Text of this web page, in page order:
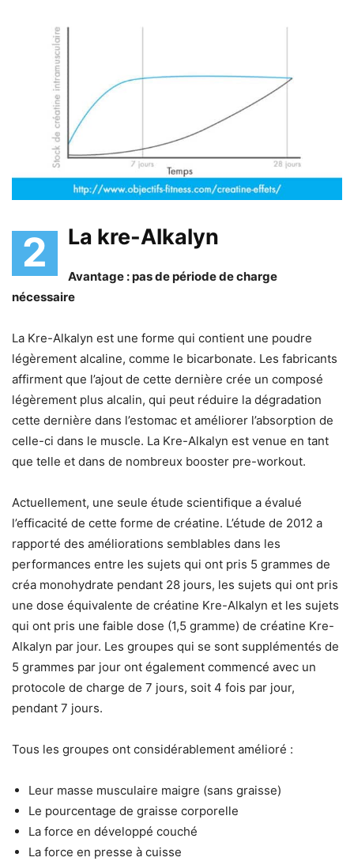
2 La kre-Alkalyn
Avantage : pas de période de charge
nécessaire
La Kre-Alkalyn est une forme qui contient une poudre
légèrement alcaline, comme le bicarbonate. Les fabricants
affirment que l’ajout de cette dernière crée un composé
légèrement plus alcalin, qui peut réduire la dégradation
cette dernière dans l’estomac et améliorer l’absorption de
celle-ci dans le muscle. La Kre-Alkalyn est venue en tant
que telle et dans de nombreux booster pre-workout.
Actuellement, une seule étude scientifique a évalué
l’efficacité de cette forme de créatine. L’étude de 2012 a
rapporté des améliorations semblables dans les
performances entre les sujets qui ont pris 5 grammes de
créa monohydrate pendant 28 jours, les sujets qui ont pris
une dose équivalente de créatine Kre-Alkalyn et les sujets
qui ont pris une faible dose (1,5 gramme) de créatine Kre-
Alkalyn par jour. Les groupes qui se sont supplémentés de
5 grammes par jour ont également commencé avec un
protocole de charge de 7 jours, soit 4 fois par jour,
pendant 7 jours.
Tous les groupes ont considérablement amélioré :
Leur masse musculaire maigre (sans graisse)
Le pourcentage de graisse corporelle
La force en développé couché
La force en presse à cuisse